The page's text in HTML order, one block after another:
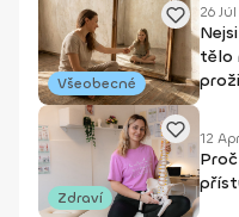
Všeobecné
26
tělo
Zdraví
12